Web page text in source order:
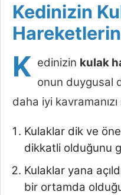
Kedinizin
K edinizin kulak
onun duygusal
daha iyi
Kulaklar dik ve
dikkatli olduğunu
Kulaklar yana
bir ortamda